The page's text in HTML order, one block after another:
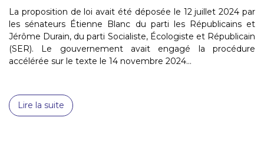
La proposition de loi avait été déposée le 12 juillet 2024 par
les sénateurs Étienne Blanc du parti les Républicains et
Jérôme Durain, du parti Socialiste, Écologiste et Républicain
(SER). Le gouvernement avait engagé la procédure
accélérée sur le texte le 14 novembre 2024...
Lire la suite